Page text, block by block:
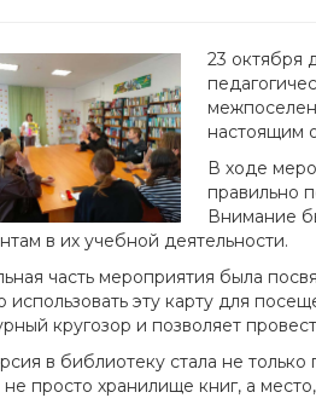
23 октября
настоящим
В ходе
правильно
Внимание
в их учебной деятельности.
часть мероприятия была
использовать эту карту для
кругозор и позволяет
в библиотеку стала не
просто хранилище книг, а